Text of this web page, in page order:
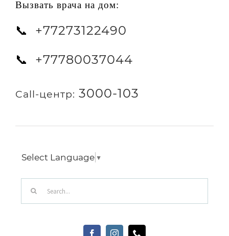
Вызвать врача на дом:
📞 +77273122490
📞 +77780037044
Call-центр: 3000-103
Select Language ▼
Search
for: